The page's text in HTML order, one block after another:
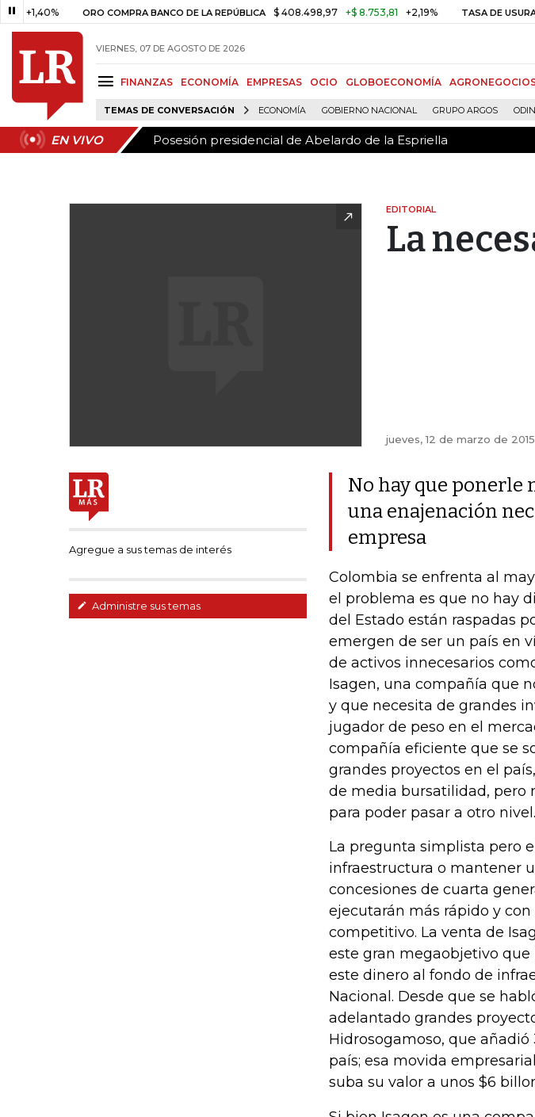
ORO COMPRA BANCO DE LA REPÚBLICA $ 408.498,97 +$ 8.753,81 +2,19% TASA DE USURA
VIERNES, 07 DE AGOSTO DE 2026
FINANZAS ECONOMÍA EMPRESAS OCIO GLOBOECONOMÍA
TEMAS DE CONVERSACIÓN ECONOMÍA GOBIERNO NACIONAL GRUPO ARGOS
EN VIVO Posesión presidencial de Abelardo de la Espriella
EN VIVO Posesión presidencial de Abelardo de la Espriella
EDITORIAL
La
jueves, 12 de marzo de 2015
Agregue a sus temas de interés
Administre sus temas
No hay que ponerle
una enajenación
empresa
Colombia se enfrenta al
el problema es que no hay
del Estado están raspadas
emergen de ser un país en
de activos innecesarios
Isagen, una compañía que
y que necesita de grandes
jugador de peso en el
compañía eficiente que se
grandes proyectos en el
de media bursatilidad, pero
para poder pasar a otro nivel.
La pregunta simplista pero
infraestructura o mantener
concesiones de cuarta
ejecutarán más rápido y
competitivo. La venta de
este gran megaobjetivo
este dinero al fondo de
Nacional. Desde que se
adelantado grandes
Hidrosogamoso, que añadió
país; esa movida
suba su valor a unos $6